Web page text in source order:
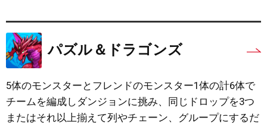
パズル＆ドラゴンズ
5体のモンスターとフレンドのモンスター1体の計6体で
チームを編成しダンジョンに挑み、同じドロップを3つ
またはそれ以上揃えて列やチェーン、グループにするだ